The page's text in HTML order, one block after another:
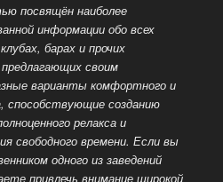
посвящён наиболее
информации обо всех
барах и прочих
своим
варианты комфортного и
способствующие созданию
релакса и
свободного времени. Если вы
одного из заведений
привлечь внимание широкой